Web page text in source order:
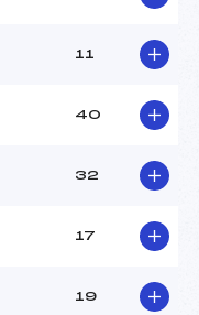
11
40
32
17
19